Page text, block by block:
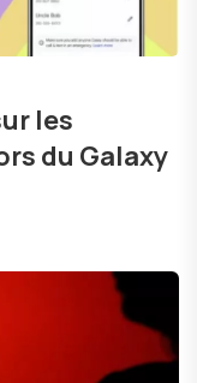
les
du Galaxy